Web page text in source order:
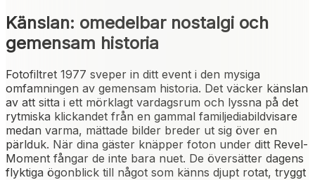
Känslan: omedelbar nostalgi och
gemensam historia
Fotofiltret 1977 sveper in ditt event i den mysiga
omfamningen av gemensam historia. Det väcker känslan
av att sitta i ett mörklagt vardagsrum och lyssna på det
rytmiska klickandet från en gammal familjediabildvisare
medan varma, mättade bilder breder ut sig över en
pärlduk. När dina gäster knäpper foton under ditt Revel-
Moment fångar de inte bara nuet. De översätter dagens
flyktiga ögonblick till något som känns djupt rotat, tryggt